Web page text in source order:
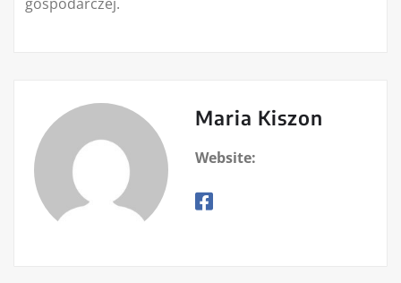
Maria Kiszon
Website: